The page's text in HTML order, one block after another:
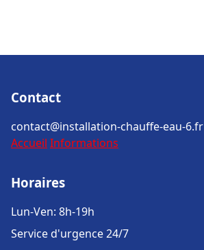
Contact
contact@installation-chauffe-eau-6.fr
Accueil Informations
Horaires
Lun-Ven: 8h-19h
Service d'urgence 24/7